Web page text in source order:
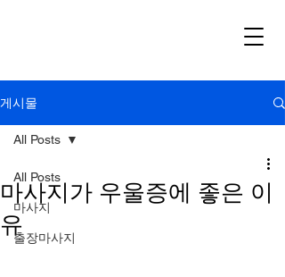
게시물
All Posts
마사지
출장마사지
All Posts
마사지가 우울증에 좋은 이
유